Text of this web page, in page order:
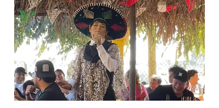
Del
Norte
Y
La
Pareja
Que
No